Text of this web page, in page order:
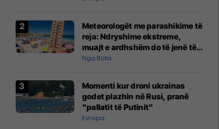
Meteorologët me parashikime të
reja: Ndryshime ekstreme,
muajt e ardhshëm do të jenë të
pazakontë
Nga Bota
Momenti kur droni ukrainas
godet plazhin në Rusi, pranë
"pallatit të Putinit"
Evropa